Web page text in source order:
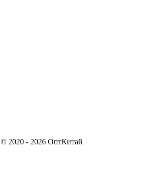
© 2020 - 2026 ОптКитай